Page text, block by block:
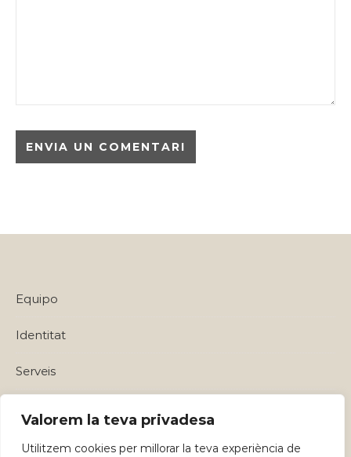
Valorem la teva privadesa
Utilitzem cookies per millorar la teva experiència de
Equipo
Identitat
Serveis